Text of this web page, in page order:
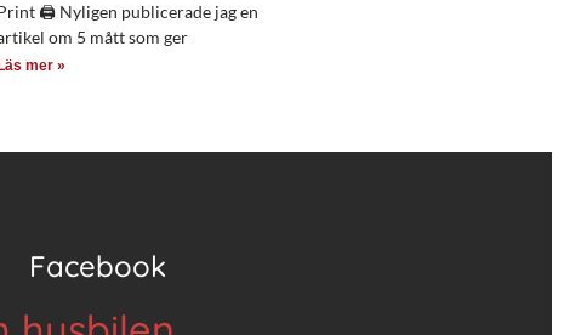
🖨 Nyligen publicerade jag en
om 5 mått som ger
Läs mer »
Facebook